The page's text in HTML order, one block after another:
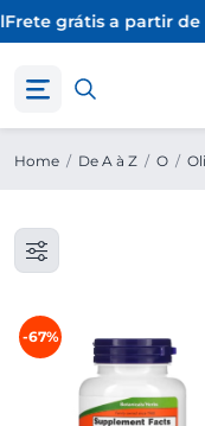
Frete grátis a partir de
Home / De A à Z / O /
-67%